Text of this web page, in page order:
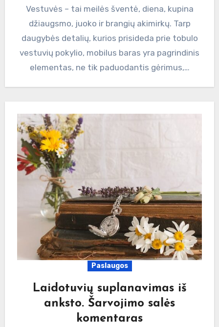
Vestuvės – tai meilės šventė, diena, kupina
džiaugsmo, juoko ir brangių akimirkų. Tarp
daugybės detalių, kurios prisideda prie tobulo
vestuvių pokylio, mobilus baras yra pagrindinis
elementas, ne tik paduodantis gėrimus,…
Paslaugos
Laidotuvių suplanavimas iš
anksto. Šarvojimo salės
komentaras